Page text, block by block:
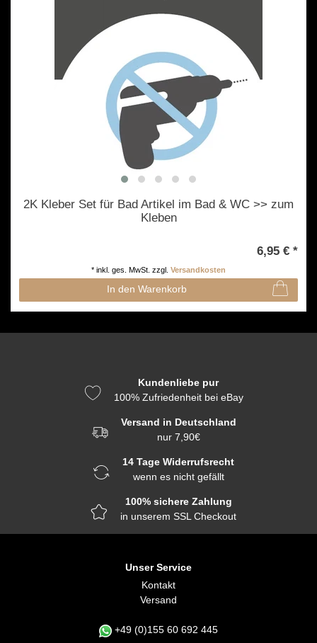
2K Kleber Set für Bad Artikel im Bad & WC >> zum
Kleben
6,95 € *
In den Warenkorb
* inkl. ges. MwSt. zzgl. Versandkosten
Kundenliebe pur
100% Zufriedenheit bei eBay
Versand in Deutschland
nur 7,90€
14 Tage Widerrufsrecht
wenn es nicht gefällt
100% sichere Zahlung
in unserem SSL Checkout
Unser Service
Kontakt
Versand
+49 (0)155 60 692 445